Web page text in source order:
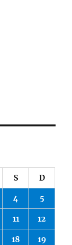
S D
4 5
11 12
18 19